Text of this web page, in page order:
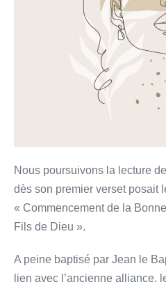
Nous poursuivons la lecture
dès son premier verset posait
« Commencement de la
Fils de Dieu ».
A peine baptisé par Jean le
lien avec l’ancienne alliance,